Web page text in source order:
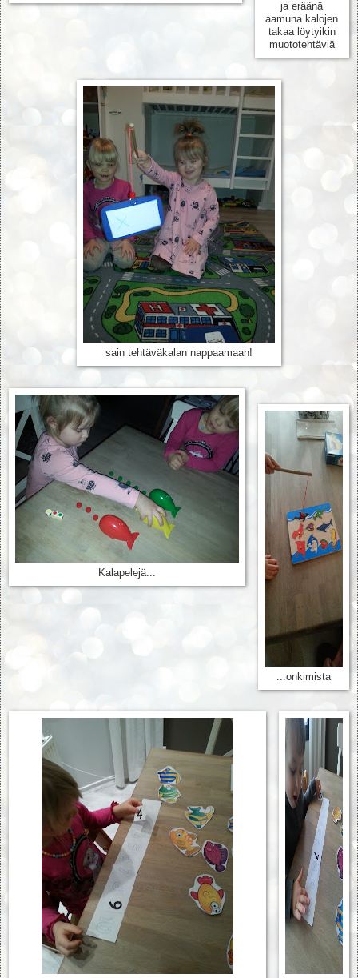
ja eräänä
aamuna kalojen
takaa löytyikin
muototehtäviä
sain tehtäväkalan nappaamaan!
Kalapelejä...
...onkimista